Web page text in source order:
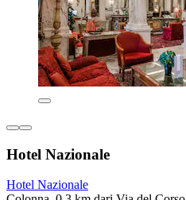
Hotel Nazionale
Hotel Nazionale